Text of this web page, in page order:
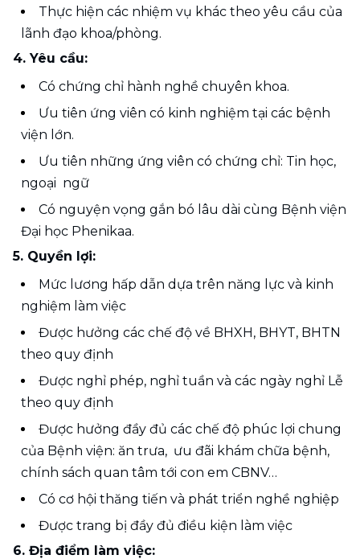
Thực hiện các nhiệm vụ khác theo yêu cầu của
lãnh đạo khoa/phòng.
4. Yêu cầu:
Có chứng chỉ hành nghề chuyên khoa.
Ưu tiên ứng viên có kinh nghiệm tại các bệnh
viện lớn.
Ưu tiên những ứng viên có chứng chỉ: Tin học,
ngoại  ngữ
Có nguyện vọng gắn bó lâu dài cùng Bệnh viện
Đại học Phenikaa.
5. Quyền lợi:
Mức lương hấp dẫn dựa trên năng lực và kinh
nghiệm làm việc
Được hưởng các chế độ về BHXH, BHYT, BHTN
theo quy định
Được nghỉ phép, nghỉ tuần và các ngày nghỉ Lễ
theo quy định
Được hưởng đầy đủ các chế độ phúc lợi chung
của Bệnh viện: ăn trưa,  ưu đãi khám chữa bệnh,
chính sách quan tâm tới con em CBNV…
Có cơ hội thăng tiến và phát triển nghề nghiệp
Được trang bị đầy đủ điều kiện làm việc
6. Địa điểm làm việc: